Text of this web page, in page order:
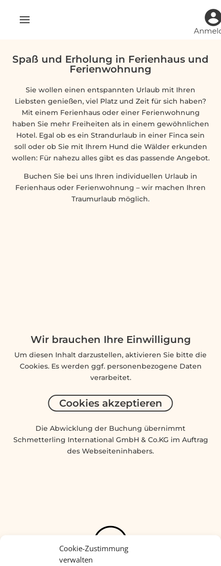
Cookie-Zustimmung
verwalten
Spaß und Erholung in Ferienhaus und
Ferienwohnung
Sie wollen einen entspannten Urlaub mit Ihren
Liebsten genießen, viel Platz und Zeit für sich haben?
Mit einem Ferienhaus oder einer Ferienwohnung
haben Sie mehr Freiheiten als in einem gewöhnlichen
Hotel. Egal ob es ein Strandurlaub in einer Finca sein
soll oder ob Sie mit Ihrem Hund die Wälder erkunden
wollen: Für nahezu alles gibt es das passende Angebot.
Buchen Sie bei uns Ihren individuellen Urlaub in
Ferienhaus oder Ferienwohnung – wir machen Ihren
Traumurlaub möglich.
Wir brauchen Ihre Einwilligung
Um diesen Inhalt darzustellen, aktivieren Sie bitte die
Cookies. Es werden ggf. personenbezogene Daten
verarbeitet.
Cookies akzeptieren
Die Abwicklung der Buchung übernimmt
Schmetterling International GmbH & Co.KG im Auftrag
des Webseiteninhabers.